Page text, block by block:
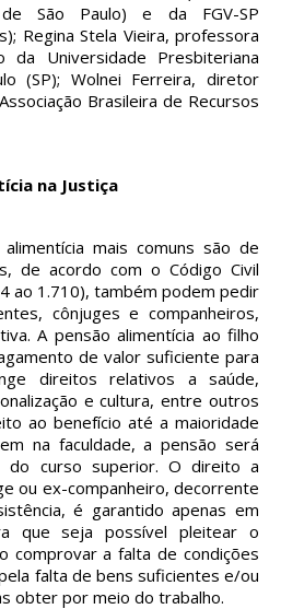
de São Paulo) e da FGV-SP
Regina Stela Vieira, professora
Universidade Presbiteriana
(SP); Wolnei Ferreira, diretor
Brasileira de Recursos
na Justiça
mais comuns são de
de acordo com o Código Civil
ao 1.710), também podem pedir
cônjuges e companheiros,
A pensão alimentícia ao filho
de valor suficiente para
direitos relativos a saúde,
e cultura, entre outros
ao benefício até a maioridade
na faculdade, a pensão será
do curso superior. O direito a
ou ex-companheiro, decorrente
é garantido apenas em
que seja possível pleitear o
comprovar a falta de condições
falta de bens suficientes e/ou
obter por meio do trabalho.